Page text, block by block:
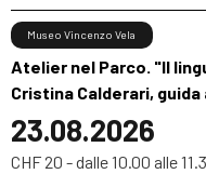
Atelier nel Parco. "Il
Cristina Calderari,
23.08.2026
Museo Vincenzo Vela
CHF 20 - dalle 10.00 alle